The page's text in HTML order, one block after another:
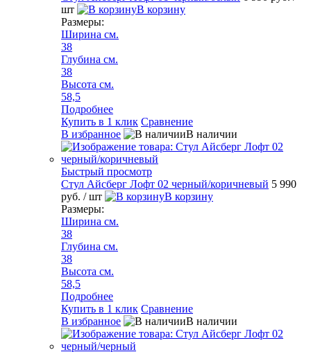
шт
В корзину
Размеры:
Ширина см.
38
Глубина см.
38
Высота см.
58,5
Подробнее
Купить в 1 клик Сравнение
В избранное
В наличии
Быстрый просмотр
Стул Айсберг Лофт 02 черный/коричневый 5 990
руб. / шт
В корзину
Размеры:
Ширина см.
38
Глубина см.
38
Высота см.
58,5
Подробнее
Купить в 1 клик Сравнение
В избранное
В наличии